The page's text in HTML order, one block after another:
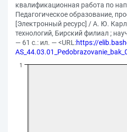
квалификационная работа по
Педагогическое образование,
[Электронный ресурс] / А. Ю.
технологий, Бирский филиал ;
— 61 с.: ил. — <URL:https://